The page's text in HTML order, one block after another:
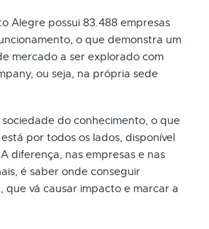
Alegre possui 83.488 empresas
o que demonstra um
mercado a ser explorado com
ou seja, na própria sede
do conhecimento, o que
por todos os lados, disponível
diferença, nas empresas e nas
é saber onde conseguir
que vá causar impacto e marcar a